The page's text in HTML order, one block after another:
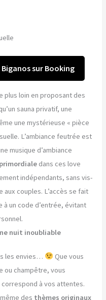
sur Booking
plus loin en proposant des
sauna privatif, une
une mystérieuse « pièce
L’ambiance feutrée est
musique d’ambiance
dans ces love
indépendants, sans vis-
couples. L’accès se fait
un code d’entrée, évitant
nuit inoubliable
les envies…
Que vous
ou champêtre, vous
à vos attentes.
des thèmes originaux